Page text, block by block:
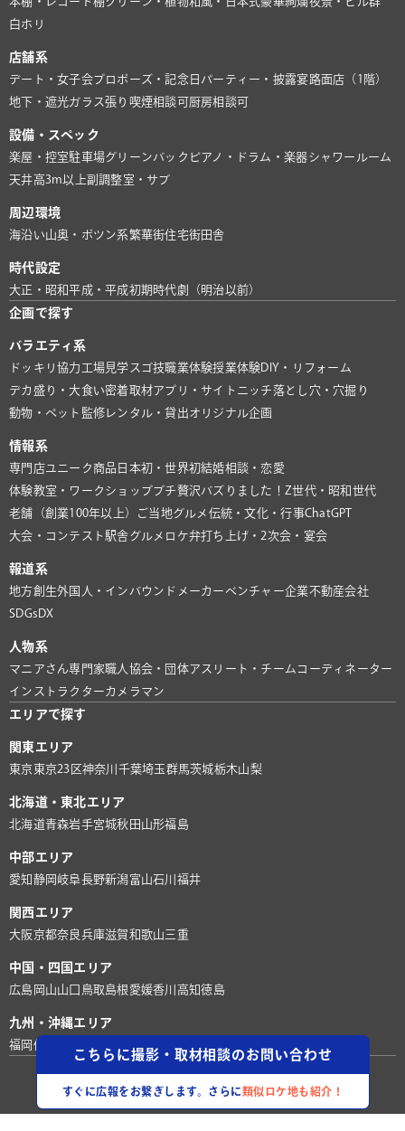
こちらに撮影・取材相談のお問い合わせ
すぐに広報をお繋ぎします。さらに類似ロケ地も紹介！
白ホリ
店舗系
デート・女子会プロポーズ・記念日 パーティー・披露宴路面店（1階）
地下・遮光ガラス張り 喫煙相談可 厨房相談可
設備・スペック
楽屋・控室駐車場グリーンバック ピアノ・ドラム・楽器シャワールーム
天井高3m以上副調整室・サブ
周辺環境
海沿い山奥・ポツン系繁華街住宅街田舎
時代設定
大正・昭和平成・平成初期時代劇（明治以前）
企画で探す
バラエティ系
ドッキリ協力 工場見学 スゴ技職業体験授業体験 DIY・リフォーム
デカ盛り・大食い密着取材アプリ・サイト ニッチ落とし穴・穴掘り
動物・ペット 監修 レンタル・貸出オリジナル企画
情報系
専門店ユニーク商品 日本初・世界初結婚相談・恋愛
体験教室・ワークショッププチ贅沢バズりました！ Z世代・昭和世代
老舗（創業100年以上）
ご当地グルメ 伝統・文化・行事ChatGPT
大会・コンテスト 駅舎グルメ ロケ弁打ち上げ・2次会・宴会
報道系
地方創生外国人・インバウンド メーカー ベンチャー企業不動産会社
SDGs DX
人物系
マニアさん専門家 職人 協会・団体アスリート・チーム コーディネーター
インストラクターカメラマン
エリアで探す
関東エリア
東京 東京23区神奈川 千葉埼玉群馬茨城栃木山梨
北海道・東北エリア
北海道青森岩手宮城秋田 山形福島
中部エリア
愛知 静岡 岐阜長野新潟富山石川 福井
関西エリア
大阪京都奈良兵庫滋賀和歌山 三重
中国・四国エリア
広島 岡山山口 鳥取島根 愛媛香川 高知徳島
九州・沖縄エリア
福岡 佐賀
©株式会社ロケグー